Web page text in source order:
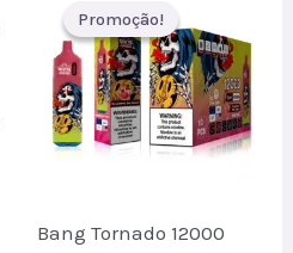
Promoção!
Promoção!
Bang Tornado 12000